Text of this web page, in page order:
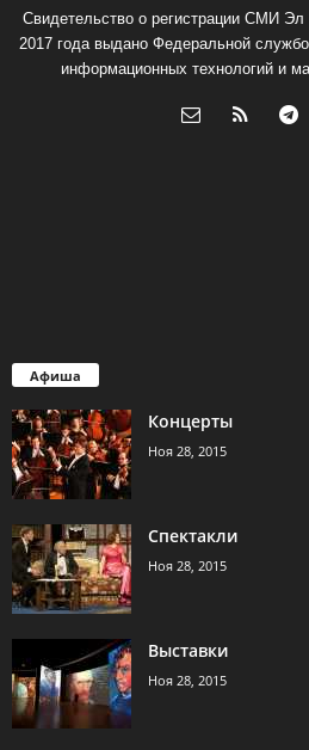
Свидетельство о регистрации СМИ
2017 года выдано Федеральной
информационных технологий и
Афиша
Концерты
Ноя 28, 2015
Спектакли
Ноя 28, 2015
Выставки
Ноя 28, 2015